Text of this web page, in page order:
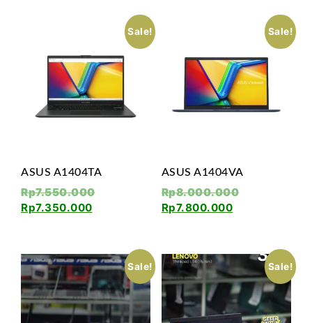
Sale!
ASUS A1404TA
Rp7.550.000
Rp7.350.000
Sale!
ASUS A1404VA
Rp8.000.000
Rp7.800.000
Sale! Sale!